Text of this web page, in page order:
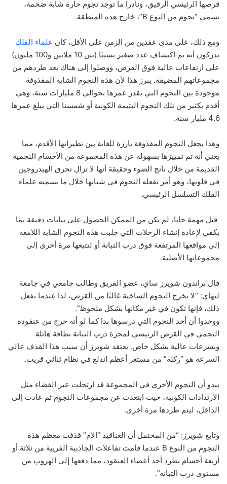
قرصها الرئيسي الرقيق، ونادرا ما توجد نجوم حارة شابة ضخمة،
تسمى “نجوم من النوع B”، خارج هذه المنطقة.
ومع ذلك، على مدى عقدين من الزمن على الأقل، كان علماء الفلك
يدركون أنه تم اكتشاف عدد صغير نسبيًا (بين 10 ملايين و100 مليون)
على ارتفاعات عالية فوق القرص، ووصلوا إلى هناك بعد طردهم من
مجموعاتهم المضيفة. يبرز هذا لأن هذه النجوم الشابة المقذوفة
موجودة بين النجوم التي يقدر عمرها بحوالي 8 مليارات سنة، وهي
أقدم بكثير من تلك النجوم اليتيمة الكونية أو شمسنا التي يبلغ عمرها
4.6 مليار سنة.
وهذا يجعل النجوم المقذوفة بارزة للغاية بين نظيراتها الأقدم، مما
يعني أنه تم تمييزها بسهولة عن هذه المجموعة من الأجسام النجمية
القديمة من خلال ناتج الضوء وحقيقة أنها لا تزال تحرق الهيدروجين
في قلوبها، وهو أمر تفعله النجوم في شبابها خلال ما يسميه علماء
الفلك التسلسل الرئيسي.
قبل مهمة جايا، لم يكن من الممكن الحصول على بيانات دقيقة بما
يكفي لإعادة إنشاء الرحلات التي جلبت هذه النجوم الشابة اللامعة
إلى مواقعها المرتفعة فوق درب التبانة أو لتتبعها مرة أخرى إلى
مجموعاتها الأصلية.
قال براندون شويرز ساي، عضو الفريق وطالب جامعي في جامعة
ليهاي: “لا تخرج النجوم الساخنة غالبًا من القرص، لذا عندما تفعل
ذلك، فإنها تكون في غير مكانها بشكل ملحوظ”.
ووجدوا أن أحد النجوم التي درسوها بدا كما لو أنه خرج من عنقوده
النجمي في القرص الرئيسي لمجرة درب التبانة بطاقة هائلة
وبسرعات عالية بشكل خاص. يعتقد شويرز أن سبب هذا القذف عالي
السرعة هو “ركلة” من مستعر أعظم اندلع في نظام ثنائي قريب.
يبدو أن النجوم الأخرى في المجموعة قد ارتحلت عبر الفضاء مثل
الارتدادات الكونية، حيث ابتعدت عن مجموعات النجوم ثم عادت إلى
الداخل، ليتم طردها مرة أخرى.
وتابع شويرز: “من المحتمل أن العناقيد “الأم” قذفت معظم هذه
النجوم من النوع B عندما قامت تفاعلات الجاذبية القريبة من ثلاثة أو
أربعة أجسام بطرد أحد أعضاء العنقود، مما دفعها إلى الهروب من
مستوى درب التبانة”.